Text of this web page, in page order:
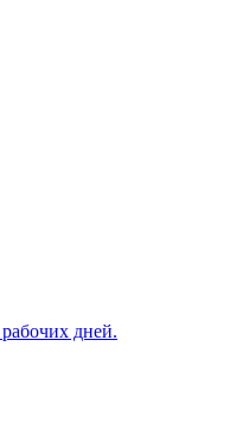
дней.